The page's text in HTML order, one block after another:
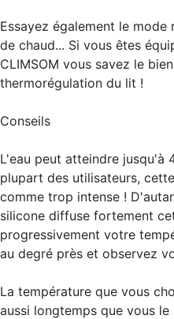
Essayez également le
de chaud... Si vous êtes
CLIMSOM vous savez le
thermorégulation du lit !
Conseils
L'eau peut atteindre jusqu'à
plupart des utilisateurs,
comme trop intense !
silicone diffuse fortement
progressivement votre
au degré près et observez
La température que vous
aussi longtemps que vous le